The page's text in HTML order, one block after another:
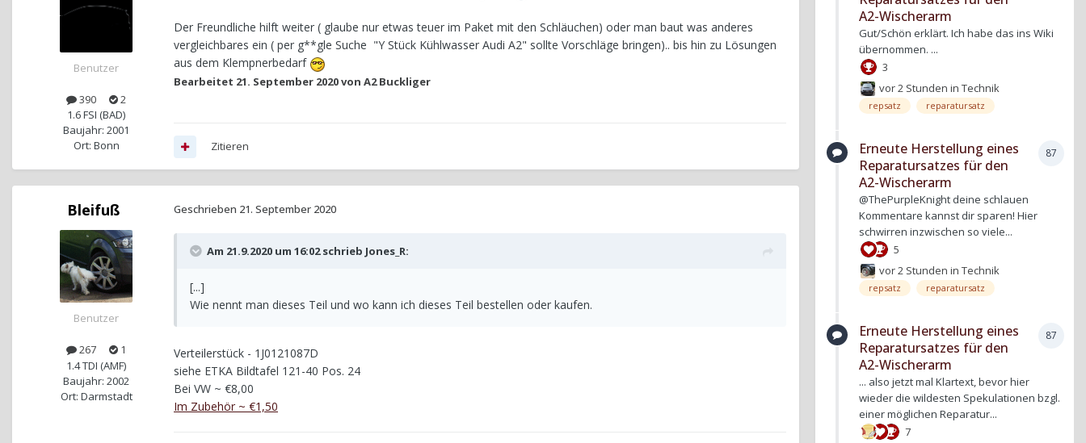
Benutzer
390
2
1.6 FSI (BAD)
Baujahr: 2001
Ort: Bonn
Der Freundliche hilft weiter ( glaube nur etwas teuer im Paket mit den Schläuchen) oder man baut was anderes
vergleichbares ein ( per g**gle Suche "Y Stück Kühlwasser Audi A2" sollte Vorschläge bringen).. bis hin zu Lösungen
aus dem Klempnerbedarf
Bearbeitet 21. September 2020von A2 Buckliger
Zitieren
Bleifuß
Benutzer
267
1
1.4 TDI (AMF)
Baujahr: 2002
Ort: Darmstadt
Geschrieben 21. September 2020
Am 21.9.2020 um 16:02 schrieb Jones_R:
[...]
Wie nennt man dieses Teil und wo kann ich dieses Teil bestellen oder kaufen.
Verteilerstück - 1J0121087D
siehe ETKA Bildtafel 121-40 Pos. 24
Bei VW ~ €8,00
Im Zubehör ~ €1,50
A2-Wischerarm
Gut/Schön erklärt. Ich habe das ins Wiki
übernommen. ...
3
vor 2 Stunden inTechnik
repsatz reparatursatz
87
Erneute Herstellung eines
Reparatursatzes für den
A2-Wischerarm
@ThePurpleKnight deine schlauen
Kommentare kannst dir sparen! Hier
schwirren inzwischen so viele...
5
vor 2 Stunden inTechnik
repsatz reparatursatz
87
Erneute Herstellung eines
Reparatursatzes für den
A2-Wischerarm
... also jetzt mal Klartext, bevor hier
wieder die wildesten Spekulationen bzgl.
einer möglichen Reparatur...
7